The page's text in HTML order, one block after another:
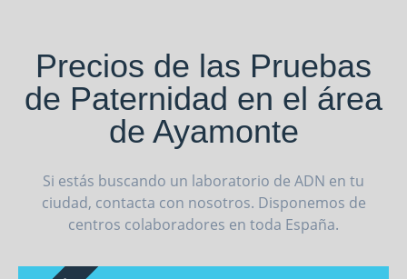
Precios de las Pruebas
de Paternidad en el área
de Ayamonte
Si estás buscando un laboratorio de ADN en tu
ciudad, contacta con nosotros. Disponemos de
centros colaboradores en toda España.